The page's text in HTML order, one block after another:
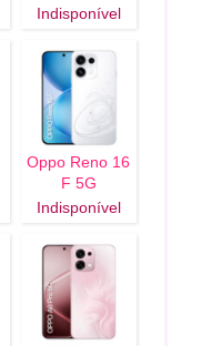
8 5G
Indisponível
Oppo Reno 16
F 5G
Indisponível